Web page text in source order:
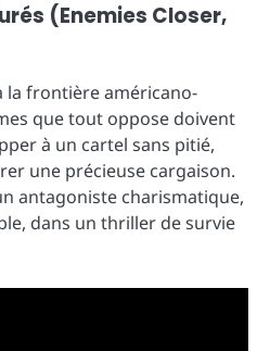
(Enemies Closer,
la frontière américano-
que tout oppose doivent
à un cartel sans pitié,
une précieuse cargaison.
antagoniste charismatique,
dans un thriller de survie